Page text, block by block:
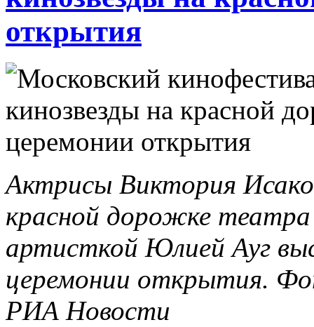
открытия
Актрисы Виктория
красной дорожке
артисткой Юлией Ауг
церемонии открытия.
РИА Новости